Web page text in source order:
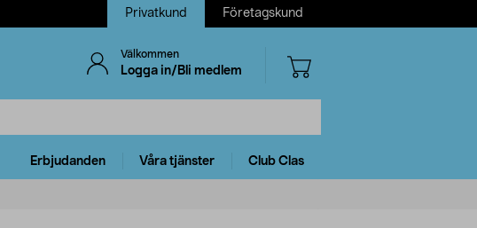
Privatkund Företagskund
Välkommen
Logga in/Bli medlem
Erbjudanden Våra tjänster Club Clas